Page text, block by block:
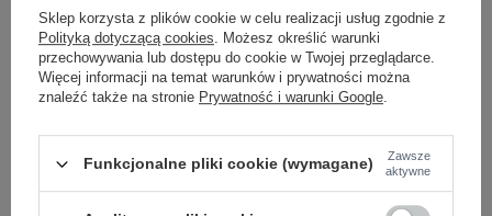
brązowy
XL 2016102262510 -
Sklep korzysta z plików cookie w celu realizacji usług zgodnie z
Polityką dotyczącą cookies. Możesz określić warunki
przechowywania lub dostępu do cookie w Twojej przeglądarce.
Więcej informacji na temat warunków i prywatności można
znaleźć także na stronie Prywatność i warunki Google.
Funkcjonalne pliki cookie (wymagane)
Zawsze
aktywne